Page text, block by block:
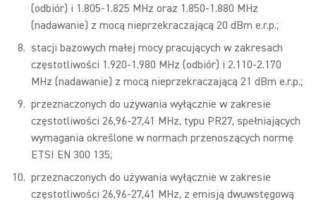
(odbiór) i 1.805-1.825 MHz oraz 1.850-1.880 MHz
(nadawanie) z mocą nieprzekraczającą 20 dBm e.r.p.;
stacji bazowych małej mocy pracujących w zakresach
częstotliwości 1.920-1.980 MHz (odbiór) i 2.110-2.170
MHz (nadawanie) z mocą nieprzekraczającą 21 dBm e.r.p.;
przeznaczonych do używania wyłącznie w zakresie
częstotliwości 26,96-27,41 MHz, typu PR27, spełniających
wymagania określone w normach przenoszących normę
ETSI EN 300 135;
przeznaczonych do używania wyłącznie w zakresie
częstotliwości 26,96-27,41 MHz, z emisją dwuwstęgową